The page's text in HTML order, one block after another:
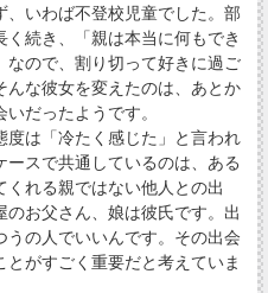
、いわば不登校児童でした。部
続き、「親は本当に何もでき
なので、割り切って好きに過ご
んな彼女を変えたのは、あとか
だったようです。
は「冷たく感じた」と言われ
スで共通しているのは、ある
くれる親ではない他人との出
お父さん、娘は彼氏です。出
の人でいいんです。その出会
がすごく重要だと考えていま